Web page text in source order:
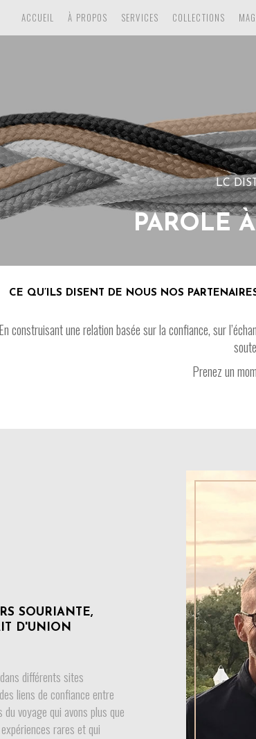
ACCUEIL À PROPOS SERVICES COLLECTIONS
LC
PAROLE
CE QU’ILS DISENT DE NOUS NOS
En construisant une relation basée sur la confiance, sur
Prenez un
SOURIANTE,
D'UNION
différents sites
liens de confiance entre
voyage qui avons plus que
rares et qui